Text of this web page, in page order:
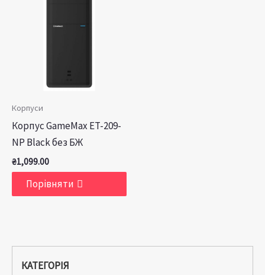
КАТЕГОРІЯ
Корпуси
Корпус GameMax ET-209-
NP Black без БЖ
₴1,099.00
Порівняти